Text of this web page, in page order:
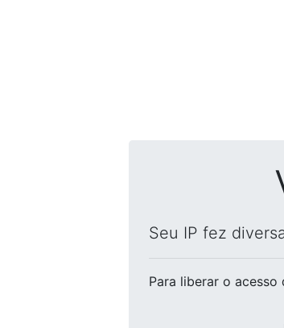
Seu IP fez
Para liberar o acesso